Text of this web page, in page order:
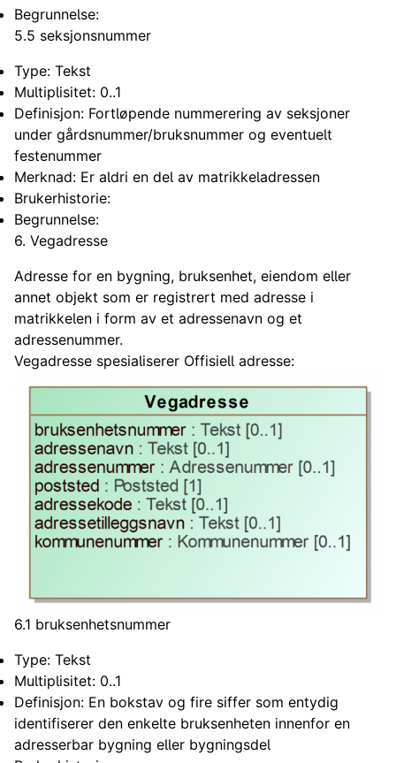
Begrunnelse:
5.5 seksjonsnummer
Type: Tekst
Multiplisitet: 0..1
Definisjon: Fortløpende nummerering av seksjoner
under gårdsnummer/bruksnummer og eventuelt
festenummer
Merknad: Er aldri en del av matrikkeladressen
Brukerhistorie:
Begrunnelse:
6. Vegadresse
Adresse for en bygning, bruksenhet, eiendom eller
annet objekt som er registrert med adresse i
matrikkelen i form av et adressenavn og et
adressenummer.
Vegadresse spesialiserer Offisiell adresse:
6.1 bruksenhetsnummer
Type: Tekst
Multiplisitet: 0..1
Definisjon: En bokstav og fire siffer som entydig
identifiserer den enkelte bruksenheten innenfor en
adresserbar bygning eller bygningsdel